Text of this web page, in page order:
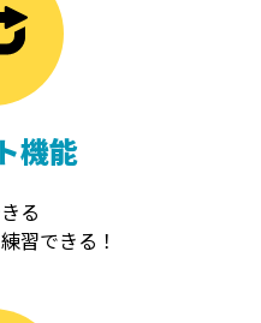
機能
る
習できる！